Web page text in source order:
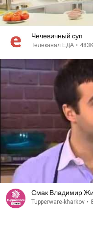
Чечевичный суп
Телеканал ЕДА •
Смак
Tupperware-kharkov •